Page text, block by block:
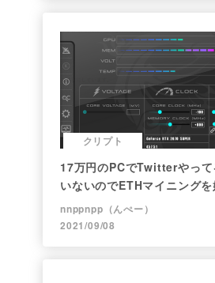
クリプト
17万円のPCでTwitterやって
いないのでETHマイニング
nnppnpp（んぺー）
2021/09/08